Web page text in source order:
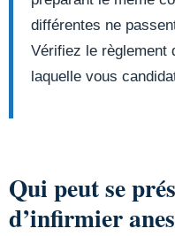
différentes ne
Vérifiez le règlement
laquelle vous
Qui peut se
d’infirmier